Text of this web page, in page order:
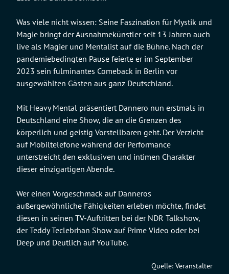
Was viele nicht wissen: Seine Faszination für Mystik und
Magie bringt der Ausnahmekünstler seit 13 Jahren auch
live als Magier und Mentalist auf die Bühne. Nach der
pandemiebedingten Pause feierte er im September
2023 sein fulminantes Comeback in Berlin vor
ausgewählten Gästen aus ganz Deutschland.
Mit Heavy Mental präsentiert Dannero nun erstmals in
Deutschland eine Show, die an die Grenzen des
körperlich und geistig Vorstellbaren geht. Der Verzicht
auf Mobiltelefone während der Performance
unterstreicht den exklusiven und intimen Charakter
dieser einzigartigen Abende.
Wer einen Vorgeschmack auf Danneros
außergewöhnliche Fähigkeiten erleben möchte, findet
diesen in seinen TV-Auftritten bei der NDR Talkshow,
der Teddy Teclebrhan Show auf Prime Video oder bei
Deep und Deutlich auf YouTube.
Quelle: Veranstalter